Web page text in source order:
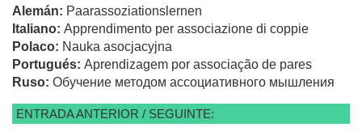
Alemán: Paarassoziationslernen
Italiano: Apprendimento per associazione di coppie
Polaco: Nauka asocjacyjna
Portugués: Aprendizagem por associação de pares
Ruso: Обучение методом ассоциативного мышления
ENTRADA ANTERIOR / SEGUINTE: